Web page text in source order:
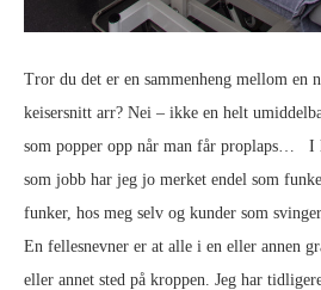
Tror du det er en sammenheng mellom en
keisersnitt arr? Nei – ikke en helt
som popper opp når man får proplaps… I
som jobb har jeg jo merket endel som
funker, hos meg selv og kunder som
En fellesnevner er at alle i en eller annen
eller annet sted på kroppen. Jeg har